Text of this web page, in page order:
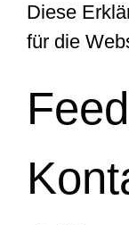
Diese
für die